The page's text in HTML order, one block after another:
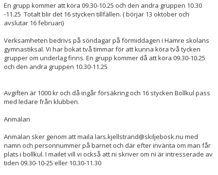
En grupp kommer att köra 09.30-10.25 och den andra gruppen 10.30
-11.25 Totalt blir det 16 stycken tillfällen. ( börjar 13 oktober och
avslutar 16 februari)
Verksamheten bedrivs på söndagar på förmiddagen i Hamre skolans
gymnastiksal. Vi har bokat två timmar för att kunna köra två tycken
grupper om underlag finns. En grupp kommer då att köra 09.30-10.25
och den andra gruppen 10.30-11.25
Avgiften är 1000 kr och då ingår försäkring och 16 stycken Bollkul pass
med ledare från klubben.
Anmälan
Anmälan sker genom att maila lars.kjellstrand@skiljebosk.nu med
namn och personnummer på barnet och där efter invänta om man får
plats i bollkul. I mailet vill vi också att ni skriver om ni är intresserade av
tiden 09.30-10-25 eller 10.30-11.30